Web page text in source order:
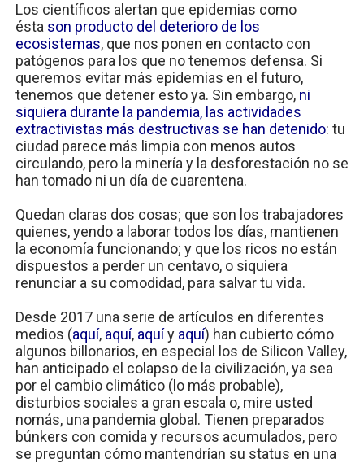
Los científicos alertan que epidemias como
ésta son producto del deterioro de los
ecosistemas, que nos ponen en contacto con
patógenos para los que no tenemos defensa. Si
queremos evitar más epidemias en el futuro,
tenemos que detener esto ya. Sin embargo, ni
siquiera durante la pandemia, las actividades
extractivistas más destructivas se han detenido: tu
ciudad parece más limpia con menos autos
circulando, pero la minería y la desforestación no se
han tomado ni un día de cuarentena.
Quedan claras dos cosas; que son los trabajadores
quienes, yendo a laborar todos los días, mantienen
la economía funcionando; y que los ricos no están
dispuestos a perder un centavo, o siquiera
renunciar a su comodidad, para salvar tu vida.
Desde 2017 una serie de artículos en diferentes
medios (aquí, aquí, aquíy aquí) han cubierto cómo
algunos billonarios, en especial los de Silicon Valley,
han anticipado el colapso de la civilización, ya sea
por el cambio climático (lo más probable),
disturbios sociales a gran escala o, mire usted
nomás, una pandemia global. Tienen preparados
búnkers con comida y recursos acumulados, pero
se preguntan cómo mantendrían su status en una